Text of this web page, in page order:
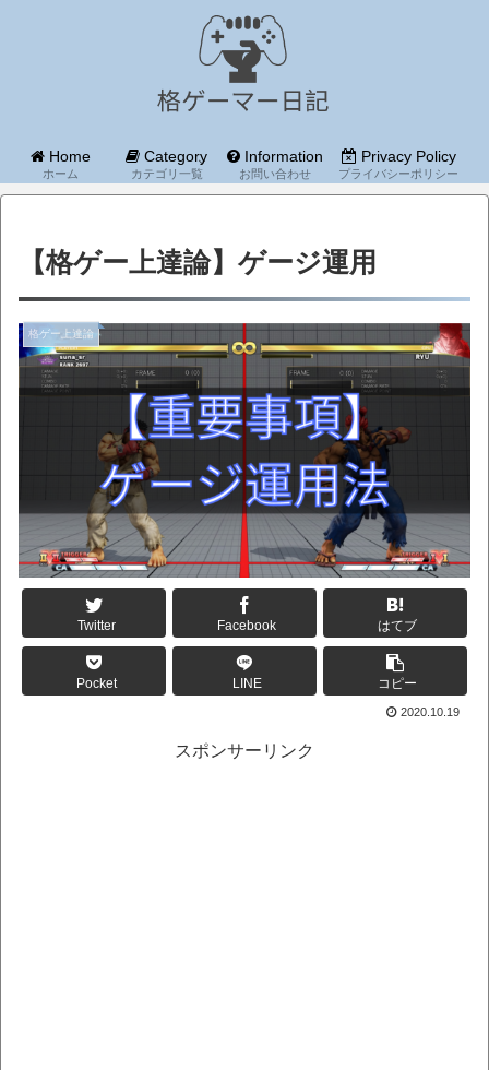
Home
ホーム
Category
カテゴリ一覧
Information
お問い合わせ
Privacy Policy
プライバシーポリシー
【格ゲー上達論】ゲージ運用
格ゲー上達論
Twitter Facebook はてブ
Pocket LINE コピー
2020.10.19
スポンサーリンク